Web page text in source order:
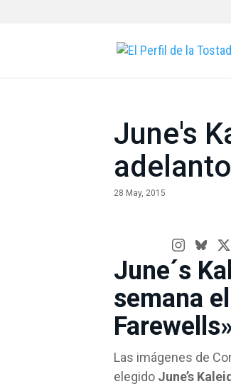
June's
28 May, 2015
June´s
semana
Las imágenes de
elegido June’s